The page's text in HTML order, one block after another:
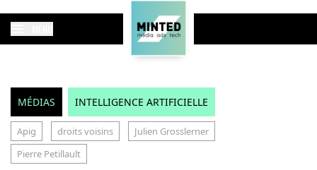
MÉDIAS INTELLIGENCE ARTIFICIELLE
Apig droits voisins
Julien Grosslerner
Pierre Petillault